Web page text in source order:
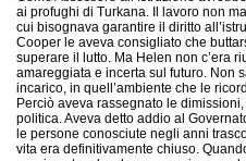
ai profughi di Turkana. Il lavoro non
cui bisognava garantire il diritto
Cooper le aveva consigliato che
superare il lutto. Ma Helen non c’era
amareggiata e incerta sul futuro. Non
incarico, in quell’ambiente che le
Perciò aveva rassegnato le
politica. Aveva detto addio al
le persone conosciute negli anni
vita era definitivamente chiuso.